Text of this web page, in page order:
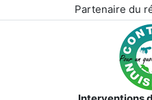
Partenaire du